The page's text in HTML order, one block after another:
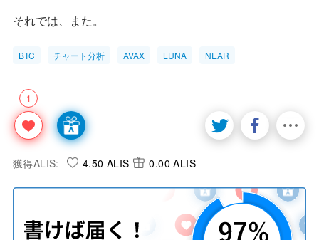
それでは、また。
BTC チャート分析 AVAX LUNA NEAR
1
獲得ALIS: 4.50 ALIS 0.00 ALIS